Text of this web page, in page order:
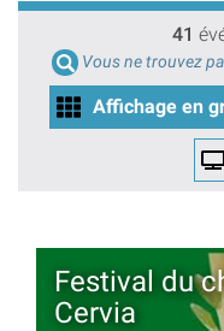
41
Vous ne trouvez
Affichage en
Festival du
Cervia